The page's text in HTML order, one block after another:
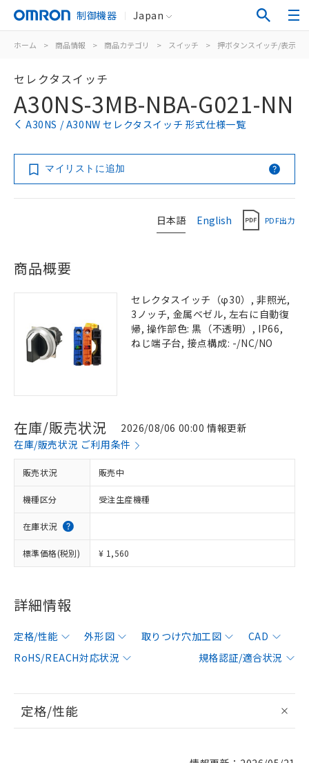
制御機器 Japan
ホーム > 商品情報 > 商品カテゴリ > スイッチ > 押ボタンスイッチ/表示灯
セレクタスイッチ
A30NS-3MB-NBA-G021-NN
A30NS / A30NW セレクタスイッチ 形式仕様一覧
マイリストに追加
日本語 English PDF出力
商品概要
セレクタスイッチ（φ30）, 非照光,
3ノッチ, 金属ベゼル, 左右に自動復
帰, 操作部色: 黒（不透明）, IP66,
ねじ端子台, 接点構成: -/NC/NO
在庫/販売状況
2026/08/06 00:00 情報更新
在庫/販売状況 ご利用条件
販売状況 販売中
機種区分 受注生産機種
在庫状況
標準価格(税別) ¥ 1,560
詳細情報
定格/性能 外形図 取りつけ穴加工図
CAD
RoHS/REACH対応状況
規格認証/適合状況
定格/性能